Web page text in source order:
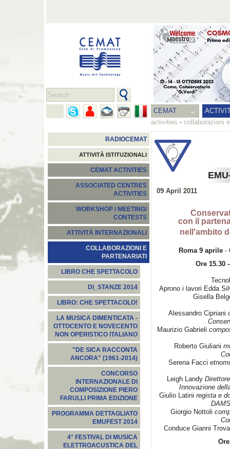
CEMAT
activities - collaborazioni
RADIOCEMAT
ATTIVITÀ ISTITUZIONALI
CEMAT ACTIVITIES
ASSOCIATED CENTRES
ACTIVITIES
WORKSHOP / MEETING/
CONTESTS
ATTIVITÀ INTERNAZIONALI
COLLABORAZIONI E
PARTENARIATI
LIBRO CHE SPETTACOLO
DI_STANZE 2014
LIBRO: CHE SPETTACOLO!
LA MUSICA DIMENTICATA -
OTTOCENTO E NOVECENTO
NON OPERISTICO ITALIANO
"DE SICA RACCONTA
ANCORA" (1961-2014)
CONCORSO
INTERNAZIONALE DI
COMPOSIZIONE PIERO
FARULLI PRIMA EDIZIONE
PROGRAMMA DETTAGLIATO
EMUFEST 2014
4° FESTIVAL DI MUSICA
ELETTROACUSTICA DEL
09 April 2011
con il
nell'ambito
Roma 9 aprile -
Ore 15.30
Aprono i lavori Edda
Gisella
Alessandro Cipriani
Maurizio Gabrieli
Roberto Giuliani
Serena Facci
Leigh Landy
Innovazione
Giulio Latini regista e
Giorgio Nottoli
Conduce Gianni